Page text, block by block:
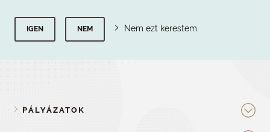
IGEN NEM Nem ezt kerestem
PÁLYÁZATOK